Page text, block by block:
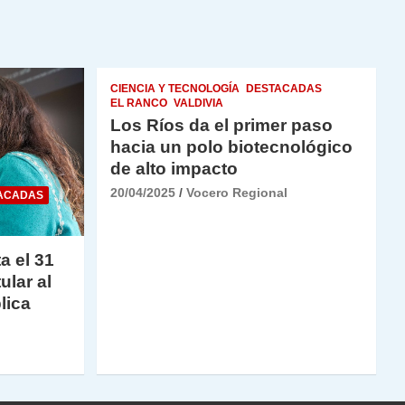
el 31
al
CIENCIA Y TECNOLOGÍA
DESTACADAS
EL RANCO VALDIVIA
Los Ríos da el primer paso
hacia un polo biotecnológico
de alto impacto
20/04/2025 Vocero Regional